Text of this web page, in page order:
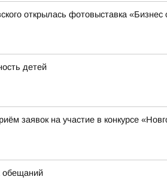
открылась фотовыставка «Бизнес
детей
заявок на участие в конкурсе
обещаний